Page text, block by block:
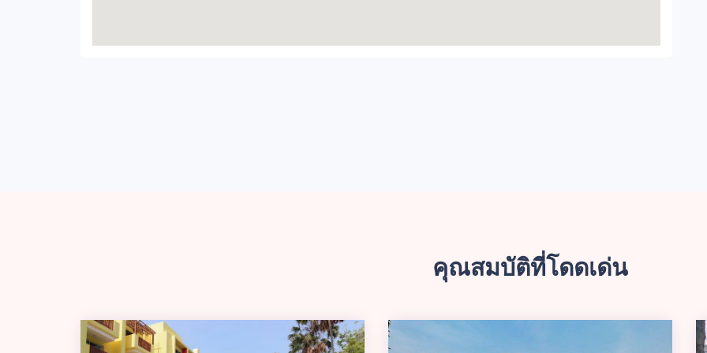
คุณสมบัติที่โดดเด่น